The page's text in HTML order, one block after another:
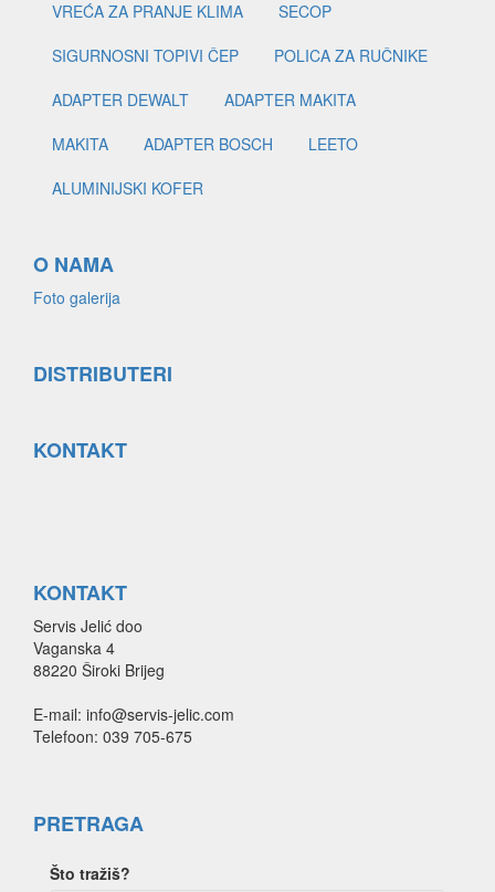
VREĆA ZA PRANJE KLIMA
SECOP
SIGURNOSNI TOPIVI ČEP
POLICA ZA RUČNIKE
ADAPTER DEWALT
ADAPTER MAKITA
MAKITA
ADAPTER BOSCH
LEETO
ALUMINIJSKI KOFER
O NAMA
Foto galerija
DISTRIBUTERI
KONTAKT
KONTAKT
Servis Jelić doo
Vaganska 4
88220 Široki Brijeg
E-mail: info@servis-jelic.com
Telefoon: 039 705-675
PRETRAGA
Što tražiš?